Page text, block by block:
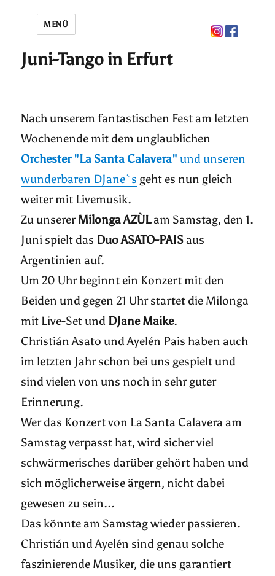
MENÜ
Juni-Tango in Erfurt
Nach unserem fantastischen Fest am letzten
Wochenende mit dem unglaublichen
Orchester "La Santa Calavera" und unseren
wunderbaren DJane`s geht es nun gleich
weiter mit Livemusik.
Zu unsererMilonga AZÙLam Samstag, den 1.
Juni spielt das Duo ASATO-PAIS aus
Argentinien auf.
Um 20 Uhr beginnt ein Konzert mit den
Beiden und gegen 21 Uhr startet die Milonga
mit Live-Set und DJane Maike.
Christián Asato und Ayelén Pais haben auch
im letzten Jahr schon bei uns gespielt und
sind vielen von uns noch in sehr guter
Erinnerung.
Wer das Konzert von La Santa Calavera am
Samstag verpasst hat, wird sicher viel
schwärmerisches darüber gehört haben und
sich möglicherweise ärgern, nicht dabei
gewesen zu sein...
Das könnte am Samstag wieder passieren.
Christián und Ayelén sind genau solche
faszinierende Musiker, die uns garantiert